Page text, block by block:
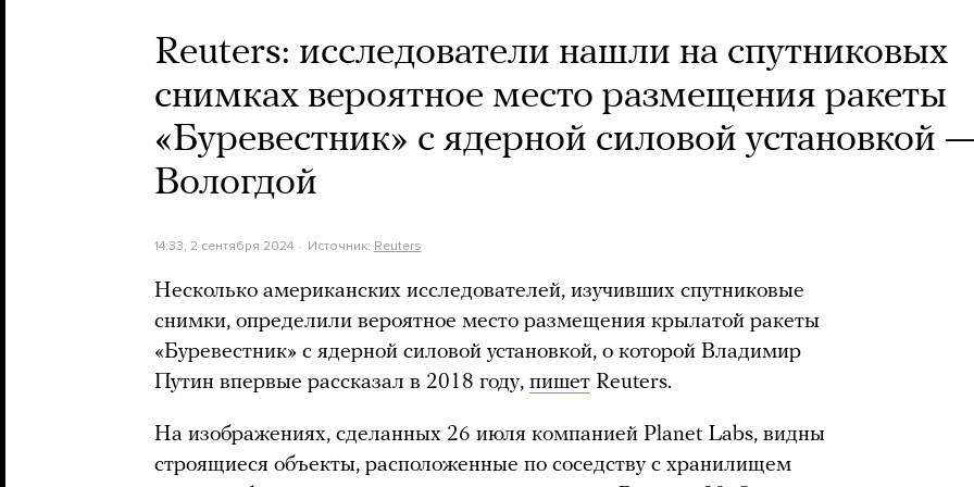
Reuters: исследователи нашли на спутниковых
снимках вероятное место размещения ракеты
«Буревестник» с ядерной силовой установкой
Вологдой
14:33, 2 сентября 2024 Источник: Reuters
Несколько американских исследователей, изучивших спутниковые
снимки, определили вероятное место размещения крылатой ракеты
«Буревестник» с ядерной силовой установкой, о которой Владимир
Путин впервые рассказал в 2018 году, пишет Reuters.
На изображениях, сделанных 26 июля компанией Planet Labs, видны
строящиеся объекты, расположенные по соседству с хранилищем